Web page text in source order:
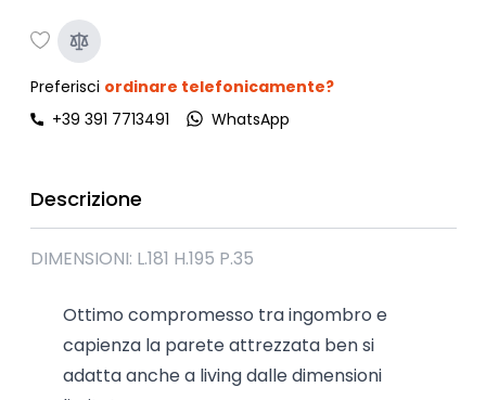
Preferisci ordinare telefonicamente?
+39 391 7713491
WhatsApp
Descrizione
DIMENSIONI: L.181 H.195 P.35
Ottimo compromesso tra ingombro e
capienza la parete attrezzata ben si
adatta anche a living dalle dimensioni